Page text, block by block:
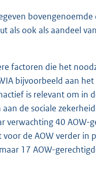
als ook als aandeel
factoren die het
bijvoorbeeld aan
is relevant om in
de sociale
verwachting 40 AOW-
de AOW verder
17 AOW-